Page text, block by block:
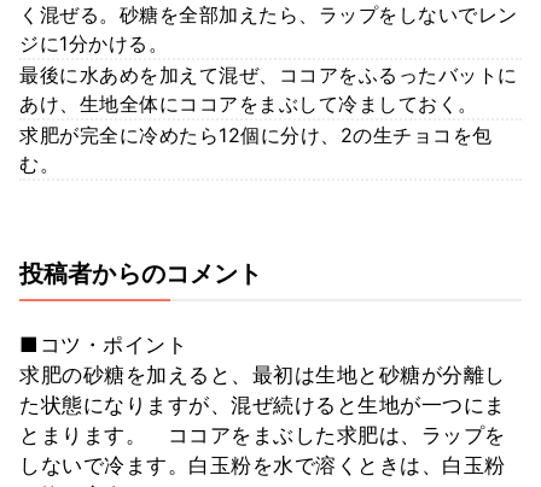
く混ぜる。砂糖を全部加えたら、ラップをしないでレン
ジに1分かける。
最後に水あめを加えて混ぜ、ココアをふるったバットに
あけ、生地全体にココアをまぶして冷ましておく。
求肥が完全に冷めたら12個に分け、2の生チョコを包
む。
投稿者からのコメント
■コツ・ポイント
求肥の砂糖を加えると、最初は生地と砂糖が分離し
た状態になりますが、混ぜ続けると生地が一つにま
とまります。 ココアをまぶした求肥は、ラップを
しないで冷ます。白玉粉を水で溶くときは、白玉粉